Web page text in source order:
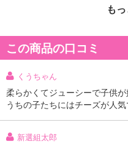
も
この商品の口コミ
くうちゃん
柔らかくてジューシーで子供が
うちの子たちにはチーズが人気
新選組太郎